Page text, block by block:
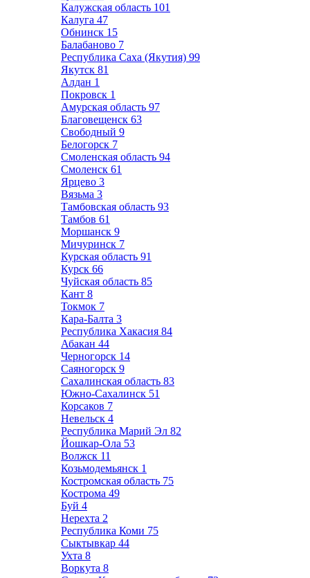
Калужская область 101
Калуга 47
Обнинск 15
Балабаново 7
Республика Саха (Якутия) 99
Якутск 81
Алдан 1
Покровск 1
Амурская область 97
Благовещенск 63
Свободный 9
Белогорск 7
Смоленская область 94
Смоленск 61
Ярцево 3
Вязьма 3
Тамбовская область 93
Тамбов 61
Моршанск 9
Мичуринск 7
Курская область 91
Курск 66
Чуйская область 85
Кант 8
Токмок 7
Кара-Балта 3
Республика Хакасия 84
Абакан 44
Черногорск 14
Саяногорск 9
Сахалинская область 83
Южно-Сахалинск 51
Корсаков 7
Невельск 4
Республика Марий Эл 82
Йошкар-Ола 53
Волжск 11
Козьмодемьянск 1
Костромская область 75
Кострома 49
Буй 4
Нерехта 2
Республика Коми 75
Сыктывкар 44
Ухта 8
Воркута 8